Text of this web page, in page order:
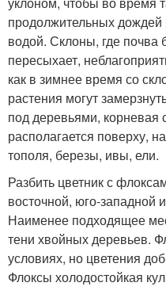
продолжительных дождей
водой. Склоны, где почва
пересыхает,
как в зимнее время со
растения могут
под деревьями, корневая
располагается поверху,
тополя, березы, ивы, ели.
Разбить цветник с
восточной, юго-западной
Наименее подходящее
тени хвойных деревьев.
условиях, но цветения
Флоксы холодостойкая